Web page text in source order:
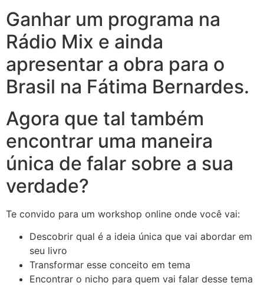
Ganhar um programa na
Rádio Mix e ainda
apresentar a obra para o
Brasil na Fátima Bernardes.
Agora que tal também
encontrar uma maneira
única de falar sobre a sua
verdade?
Te convido para um workshop online onde você vai:
Descobrir qual é a ideia única que vai abordar em
seu livro
Transformar esse conceito em tema
Encontrar o nicho para quem vai falar desse tema